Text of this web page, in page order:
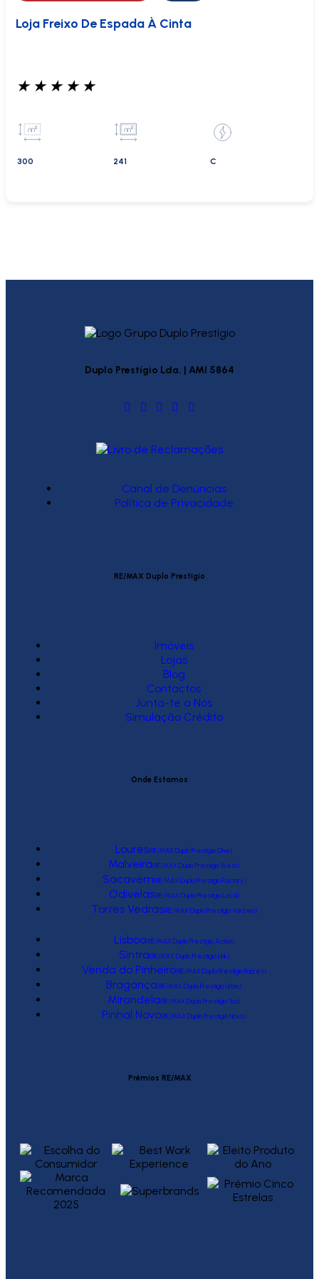
Loja Freixo De Espada À Cinta
★ ★ ★ ★ ★
300 241 C
Duplo Prestígio Lda. | AMI 5864
Canal de Denúncias
Política de Privacidade
RE/MAX Duplo Prestígio
Imóveis
Lojas
Blog
Contactos
Junta-te a Nós
Simulação Crédito
Onde Estamos
Loures(RE/MAX Duplo Prestígio One)
Malveira(RE/MAX Duplo Prestígio West)
Sacavém(RE/MAX Duplo Prestígio Factory)
Odivelas(RE/MAX Duplo Prestígio Local)
Torres Vedras(RE/MAX Duplo Prestígio Várzea)
Lisboa(RE/MAX Duplo Prestígio Action)
Sintra(RE/MAX Duplo Prestígio Link)
Venda do Pinheiro(RE/MAX Duplo Prestígio Raízes)
Bragança(RE/MAX Duplo Prestígio Urbis)
Mirandela(RE/MAX Duplo Prestígio Tua)
Pinhal Novo(RE/MAX Duplo Prestígio Novo)
Prémios RE/MAX